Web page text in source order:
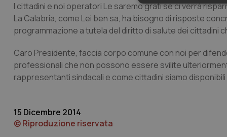
I cittadini e noi operatori Le saremo grati se ci verrà
La Calabria, come Lei ben sa, ha bisogno di risposte
programmazione a tutela del diritto di salute dei cittadini
Caro Presidente, faccia corpo comune con noi per
professionali che non possono essere svilite
rappresentanti sindacali e come cittadini siamo
15 Dicembre 2014
© Riproduzione riservata